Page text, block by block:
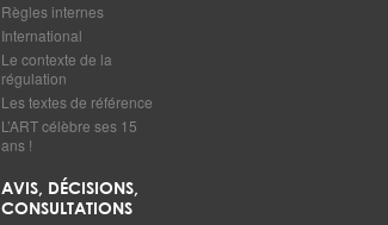
Règles internes
International
Le contexte de la
régulation
Les textes de référence
L’ART célèbre ses 15
ans !
AVIS, DÉCISIONS,
CONSULTATIONS